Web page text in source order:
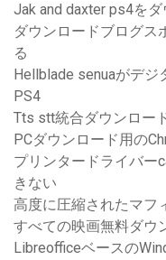
Jak and daxter ps4を
ダウンロードブログス
る
Hellblade senuaがデ
PS4
Tts stt統合ダウンロー
PCダウンロード用の
プリンタードライバー
きない
高度に圧縮されたマフ
すべての映画無料ダウ
Libreofficeベースの